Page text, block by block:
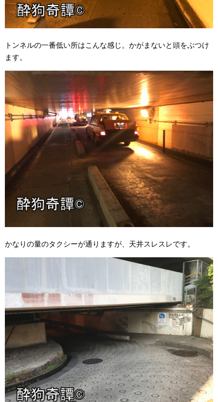
トンネルの一番低い所はこんな感じ。かがまないと頭をぶつけ
ます。
かなりの量のタクシーが通りますが、天井スレスレです。